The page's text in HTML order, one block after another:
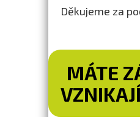
Děkujeme za
MÁTE